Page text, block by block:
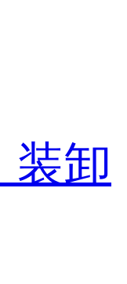
装卸